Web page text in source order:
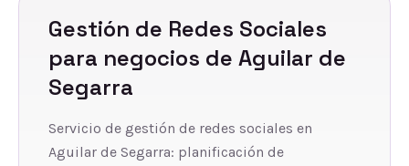
Gestión de Redes Sociales
para negocios de Aguilar de
Segarra
Servicio de gestión de redes sociales en
Aguilar de Segarra: planificación de